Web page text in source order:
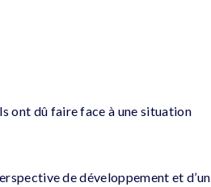
ont dû faire face à une situation
de développement et d’un